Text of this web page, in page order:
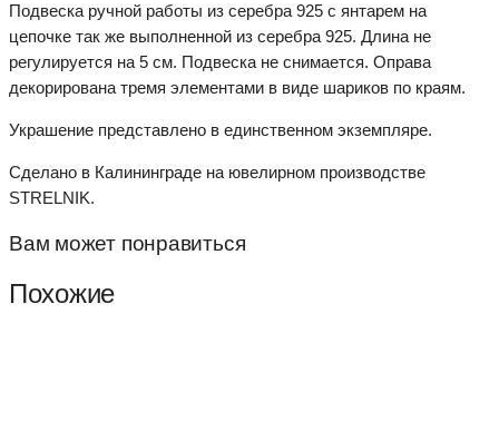
Подвеска ручной работы из серебра 925 с янтарем на
цепочке так же выполненной из серебра 925. Длина не
регулируется на 5 см. Подвеска не снимается. Оправа
декорирована тремя элементами в виде шариков по краям.
Украшение представлено в единственном экземпляре.
Сделано в Калининграде на ювелирном производстве
STRELNIK.
Вам может понравиться
Похожие